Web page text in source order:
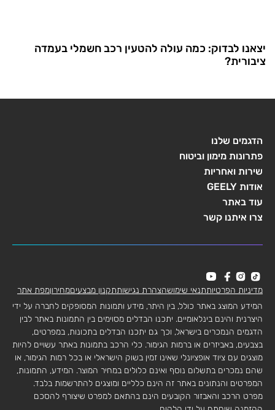
יצאנו לבדוק: כמה עולה להטעין רכב חשמלי בעמדה
ציבורית?
הדגמים שלנו
פתרונות מימון וביטוח
שירות ואחריות
אודות GEELY
עוד באתר
צרו איתנו קשר
מדיניות הפרטיותתנאי שימושהצהרת נגישותתקנון מבצעיםמחירוןמפת אתר
המידע המוצג באתר כולל, בין היתר, מידע ותמונות המסופקים לחברה על ידי
היצרנית והינם בינלאומיים. יתכנו הבדלים מסוימים בין התמונות באתר לבין
הדגמים הנמכרים בישראל, וכך גם יתכנו הבדלים בתכונות, במפרטים,
בצבעים, באביזרים או ברמות הגימור. כלי הרכב בתמונות באתר עשויים להיות
מוצגים עם ציוד אופציונלי שאינו זמין בשוק הישראלי או בכל רמות הגימור, או
שהם נמכרים בתשלום נוסף ואינם כלולים במחיר המוצר. המידע, התמונות,
המפרטים והנתונים באתר זה הינם כלליים ומוצגים להתרשמות בלבד.
מפרט הרכב והאבזור הקובעים הינם בהתאם למפרט שיצורף להסכם